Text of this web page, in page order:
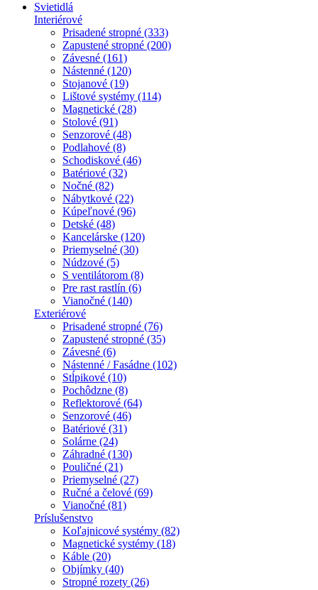
Svietidlá
Interiérové
Prisadené stropné (333)
Zapustené stropné (200)
Závesné (161)
Nástenné (120)
Stojanové (19)
Lištové systémy (114)
Magnetické (28)
Stolové (91)
Senzorové (48)
Podlahové (8)
Schodiskové (46)
Batériové (32)
Nočné (82)
Nábytkové (22)
Kúpeľnové (96)
Detské (48)
Kancelárske (120)
Priemyselné (30)
Núdzové (5)
S ventilátorom (8)
Pre rast rastlín (6)
Vianočné (140)
Exteriérové
Prisadené stropné (76)
Zapustené stropné (35)
Závesné (6)
Nástenné / Fasádne (102)
Stĺpikové (10)
Pochôdzne (8)
Reflektorové (64)
Senzorové (46)
Batériové (31)
Solárne (24)
Záhradné (130)
Pouličné (21)
Priemyselné (27)
Ručné a čelové (69)
Vianočné (81)
Príslušenstvo
Koľajnicové systémy (82)
Magnetické systémy (18)
Káble (20)
Objímky (40)
Stropné rozety (26)